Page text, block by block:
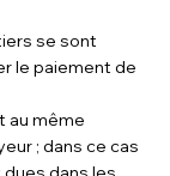
se sont
le paiement de
au même
; dans ce cas